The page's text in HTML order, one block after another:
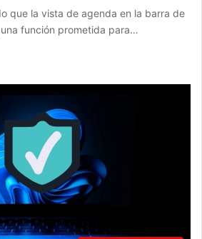
que la vista de agenda en la barra de
función prometida para…